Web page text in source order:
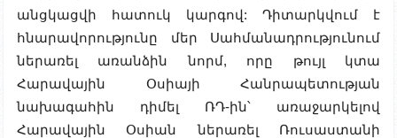
անցկացվի հատուկ կարգով: Դիտարկվում է
հնարավորությունը մեր Սահմանադրությունում
ներառել առանձին նորմ, որը թույլ կտա
Հարավային Օսիայի Հանրապետության
նախագահին դիմել ՌԴ-ին՝ առաջարկելով
Հարավային Օսիան ներառել Ռուսաստանի